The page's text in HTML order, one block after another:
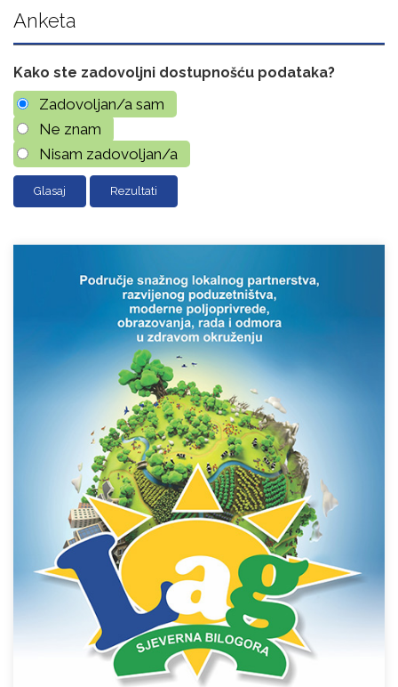
Anketa
Kako ste zadovoljni dostupnošću podataka?
Zadovoljan/a sam
Ne znam
Nisam zadovoljan/a
Rezultati